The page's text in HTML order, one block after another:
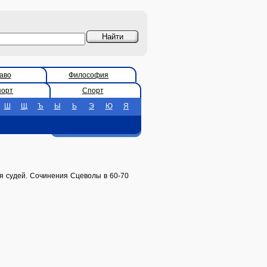
Философия
Спорт
Ш Щ Ъ Ы Ь Э Ю Я
судей. Сочинения Сцеволы в 60-70